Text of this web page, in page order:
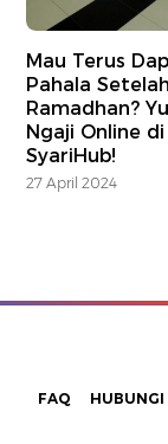
Mau Terus
Pahala Setelah
Ramadhan?
Ngaji Online di
SyariHub!
27 April 2024
FAQ HUBUNGI